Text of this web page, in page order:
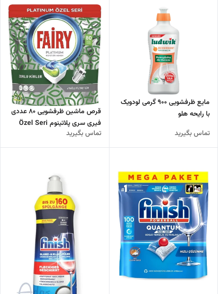
مایع ظرفشویی 900 گرمی لودویک
با رایحه هلو
تماس بگیرید
قرص ماشین ظرفشویی 80 عددی
فیری سری پلاتینوم Özel Seri
تولید 2024
تماس بگیرید